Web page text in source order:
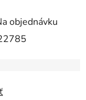
objednávku